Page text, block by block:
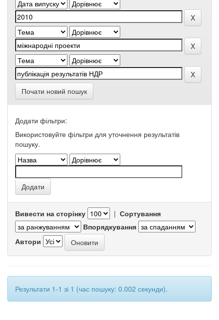
Почати новий пошук
Додати фільтри:
Використовуйте фільтри для уточнення результатів
пошуку.
Вивести на сторінку | Сортування
Впорядкування
Автори
Результати 1-1 зі 1 (час пошуку: 0.002 секунди).